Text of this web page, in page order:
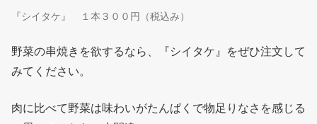
『シイタケ』 １本３００円（税込み）
野菜の串焼きを欲するなら、『シイタケ』をぜひ注文して
みてください。
肉に比べて野菜は味わいがたんぱくで物足りなさを感じる